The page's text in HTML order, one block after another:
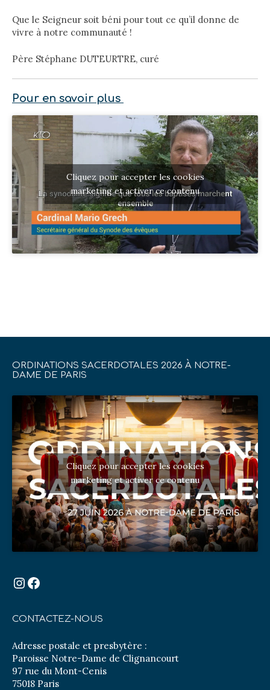
Que le Seigneur soit béni pour tout ce qu’il donne de
vivre à notre communauté !
Père Stéphane DUTEURTRE, curé
Pour en savoir plus
Cliquez pour accepter les cookies
marketing et activer ce contenu
ORDINATIONS SACERDOTALES 2026 À NOTRE-
DAME DE PARIS
Cliquez pour accepter les cookies
marketing et activer ce contenu
Instagram
Facebook
CONTACTEZ-NOUS
Adresse postale et presbytère :
Paroisse Notre-Dame de Clignancourt
97 rue du Mont-Cenis
75018 Paris